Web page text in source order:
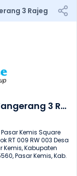
3 Rajeg
PT WOM FINANCE Cabang Tangerang 3 Rajeg
Kemis Square
RT 009 RW 003 Desa
Kemis, Kabupaten
Pasar Kemis, Kab.